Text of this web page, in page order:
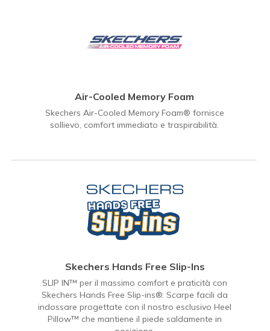
Air-Cooled Memory Foam
Skechers Air-Cooled Memory Foam® fornisce
sollievo, comfort immediato e traspirabilità.
Skechers Hands Free Slip-Ins
SLIP IN™ per il massimo comfort e praticità con
Skechers Hands Free Slip-ins®. Scarpe facili da
indossare progettate con il nostro esclusivo Heel
Pillow™ che mantiene il piede saldamente in